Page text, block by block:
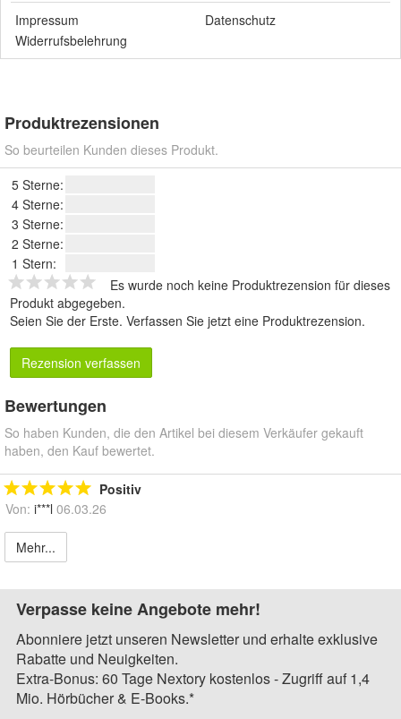
Impressum
Datenschutz
Widerrufsbelehrung
Produktrezensionen
So beurteilen Kunden dieses Produkt.
5 Sterne:
4 Sterne:
3 Sterne:
2 Sterne:
1 Stern:
Es wurde noch keine Produktrezension für dieses
Produkt abgegeben.
Seien Sie der Erste. Verfassen Sie jetzt eine Produktrezension.
Rezension verfassen
Bewertungen
So haben Kunden, die den Artikel bei diesem Verkäufer gekauft
haben, den Kauf bewertet.
Positiv
Von: i***l 06.03.26
Mehr...
Verpasse keine Angebote mehr!
Abonniere jetzt unseren Newsletter und erhalte exklusive
Rabatte und Neuigkeiten.
Extra-Bonus: 60 Tage Nextory kostenlos - Zugriff auf 1,4
Mio. Hörbücher & E-Books.*